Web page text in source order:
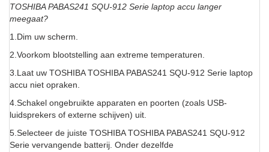
TOSHIBA PABAS241 SQU-912 Serie laptop accu langer
meegaat?
1.Dim uw scherm.
2.Voorkom blootstelling aan extreme temperaturen.
3.Laat uw TOSHIBA TOSHIBA PABAS241 SQU-912 Serie laptop
accu niet opraken.
4.Schakel ongebruikte apparaten en poorten (zoals USB-
luidsprekers of externe schijven) uit.
5.Selecteer de juiste TOSHIBA TOSHIBA PABAS241 SQU-912
Serie vervangende batterij. Onder dezelfde